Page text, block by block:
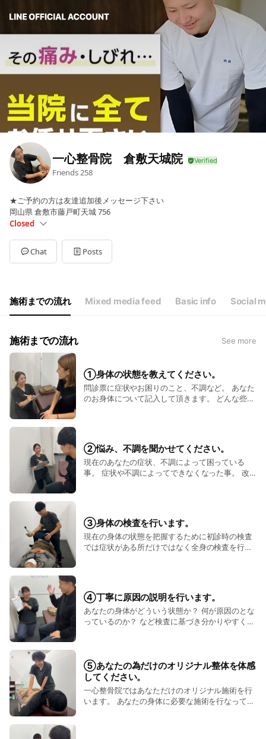
一心整骨院 倉敷天城院
Friends258
★ご予約の方は友達追加後メッセージ下さい
岡山県 倉敷市藤戸町天城 756
Closed
SunClosed
Mon09:00 - 20:00
Tue
09:00 - 20:00
09:00 - 20:00
Sat09:00 - 20:00
水曜日午後、日曜、祝日は休診となります。
Chat Posts
施術までの流れ Mixed media feed Basic info Social
施術までの流れ See more
①身体の状態を教えてください。
問診票に症状やお困りのこと、不調など。 あなた
のお身体について記入して頂きます。 どんな些細
ウンセリングで詳しくお話を聞かせてください。
②悩み、不調を聞かせてください。
現在のあなたの症状、不調によって困っている
事。 症状や不調によってできなくなった事。 改
を私たちに具体的に教えて頂ければ幸いです。 一
心整骨院では、 「あなたと一緒にゴールを設定」
していきます。 一心整骨院と二人三脚でゴールに
向かっていきましょう。
③身体の検査を行います。
現在の身体の状態を把握するために初診時の検査
では症状がある所だけではなく全身の検査を行っ
調、お悩みがどの程度回復できるのか？ 現状の状
態はどうなっているのか？ など、あなたの身体の
癖や使い方、生活習慣などを把握していきます。
④丁寧に原因の説明を行います。
あなたの身体がどういう状態か？ 何が原因のとな
っているのか？ など検査に基づき分かりやすく丁
期間。 そしてあなたの身体を改善するために必要
な施術と方針などを詳しく丁寧に説明していきま
す。 不安や疑問点があればお気軽にご質問くださ
い。
⑤あなたの為だけのオリジナル整体を体感
してください。
一心整骨院ではあなただけのオリジナル施術を行
います。 あなたの身体に必要な施術を行なってい